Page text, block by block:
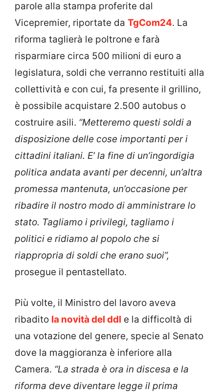
parole alla stampa proferite dal
Vicepremier, riportate da TgCom24. La
riforma taglierà le poltrone e farà
risparmiare circa 500 milioni di euro a
legislatura, soldi che verranno restituiti alla
collettività e con cui, fa presente il grillino,
è possibile acquistare 2.500 autobus o
costruire asili. “Metteremo questi soldi a
disposizione delle cose importanti per i
cittadini italiani. E’ la fine di un’ingordigia
politica andata avanti per decenni, un’altra
promessa mantenuta, un’occasione per
ribadire il nostro modo di amministrare lo
stato. Tagliamo i privilegi, tagliamo i
politici e ridiamo al popolo che si
riappropria di soldi che erano suoi”,
prosegue il pentastellato.
Più volte, il Ministro del lavoro aveva
ribadito la novità del ddl e la difficoltà di
una votazione del genere, specie al Senato
dove la maggioranza è inferiore alla
Camera. “La strada è ora in discesa e la
riforma deve diventare legge il prima